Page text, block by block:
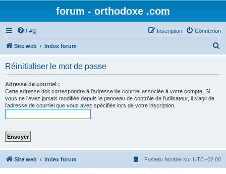
forum - orthodoxe .com
FAQ Connexion
Inscription
Site web Index forum
Réinitialiser le mot de passe
Adresse de courriel :
Cette adresse doit correspondre à l’adresse de courriel associée à votre compte. Si
vous ne l’avez jamais modifiée depuis le panneau de contrôle de l’utilisateur, il s’agit de
l’adresse de courriel que vous avez spécifiée lors de votre inscription.
Site web Index forum Fuseau horaire sur UTC+02:00